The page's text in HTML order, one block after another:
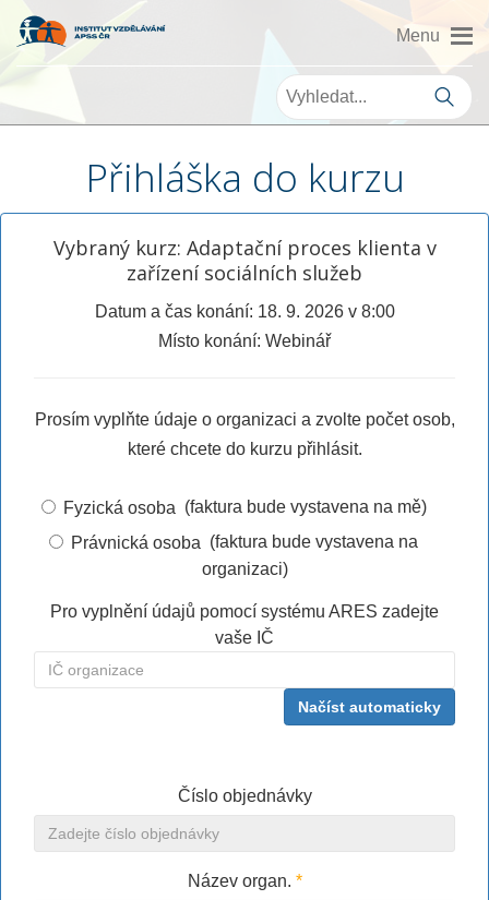
Přihláška do kurzu
Vybraný kurz: Adaptační proces klienta v
zařízení sociálních služeb
Datum a čas konání: 18. 9. 2026 v 8:00
Místo konání: Webinář
Prosím vyplňte údaje o organizaci a zvolte počet osob,
které chcete do kurzu přihlásit.
Fyzická osoba (faktura bude vystavena na mě)
Právnická osoba (faktura bude vystavena na
organizaci)
Pro vyplnění údajů pomocí systému ARES zadejte
vaše IČ
Načíst automaticky
Číslo objednávky
Název organ. *